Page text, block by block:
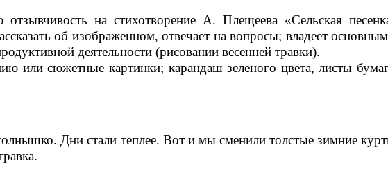
отзывчивость на стихотворение А. Плещеева «Сельская
об изображенном, отвечает на вопросы; владеет
деятельности (рисовании весенней травки).
или сюжетные картинки; карандаш зеленого цвета, листы
Дни стали теплее. Вот и мы сменили толстые зимние